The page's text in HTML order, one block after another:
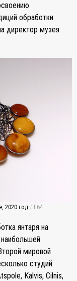
обработки
директор музея
2020 год / F64
янтаря на
мировой
студий
Kalvis, Cilnis,